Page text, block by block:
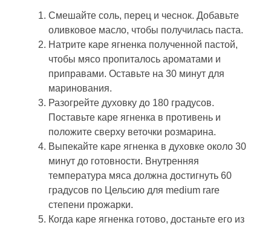
Смешайте соль, перец и чеснок. Добавьте
оливковое масло, чтобы получилась паста.
Натрите каре ягненка полученной пастой,
чтобы мясо пропиталось ароматами и
приправами. Оставьте на 30 минут для
маринования.
Разогрейте духовку до 180 градусов.
Поставьте каре ягненка в противень и
положите сверху веточки розмарина.
Выпекайте каре ягненка в духовке около 30
минут до готовности. Внутренняя
температура мяса должна достигнуть 60
градусов по Цельсию для medium rare
степени прожарки.
Когда каре ягненка готово, достаньте его из